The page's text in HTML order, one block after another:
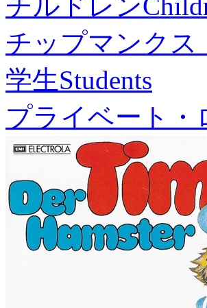
チップマンクス
学生Students
プライベート・